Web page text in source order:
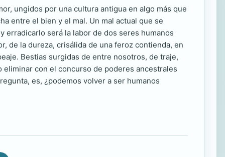
ungidos por una cultura antigua en algo más que
entre el bien y el mal. Un mal actual que se
erradicarlo será la labor de dos seres humanos
de la dureza, crisálida de una feroz contienda, en
Bestias surgidas de entre nosotros, de traje,
con el concurso de poderes ancestrales
es, ¿podemos volver a ser humanos